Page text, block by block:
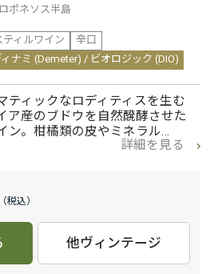
ポネソス半島
ティルワイン
辛口
ナミ (Demeter) / ビオロジック (DIO)
ティックなロディティスを生む
ア産のブドウを自然醗酵させた
ン。柑橘類の皮やミネラル…
詳細を見る
他ヴィンテージ